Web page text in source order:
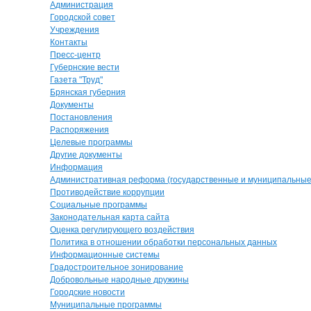
Администрация
Городской совет
Учреждения
Контакты
Пресс-центр
Губернские вести
Газета "Труд"
Брянская губерния
Документы
Постановления
Распоряжения
Целевые программы
Другие документы
Информация
Административная реформа (государственные и муниципальные
Противодействие коррупции
Социальные программы
Законодательная карта сайта
Оценка регулирующего воздействия
Политика в отношении обработки персональных данных
Информационные системы
Градостроительное зонирование
Добровольные народные дружины
Городские новости
Муниципальные программы